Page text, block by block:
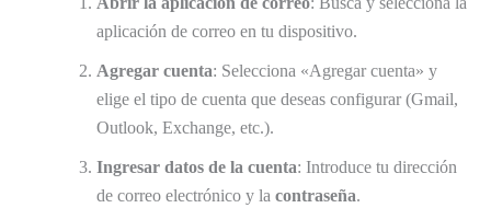
aplicación de correo en tu dispositivo.
Agregar cuenta: Selecciona «Agregar cuenta» y
elige el tipo de cuenta que deseas configurar (Gmail,
Outlook, Exchange, etc.).
Ingresar datos de la cuenta: Introduce tu dirección
de correo electrónico y la contraseña.